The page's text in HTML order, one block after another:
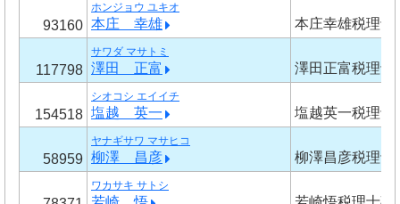
93160
ホンジョウ ユキオ
本庄 幸雄 本庄幸雄税理士
117798
サワダ マサトミ
澤田 正富 澤田正富税理士
154518
シオコシ エイイチ
塩越 英一 塩越英一税理士
58959
ヤナギサワ マサヒコ
柳澤 昌彦 柳澤昌彦税理士
ワカサキ サトシ